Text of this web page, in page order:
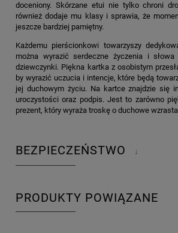
doceniony. Skórzane etui nie tylko chroni
również dodaje mu klasy i sprawia, że
jeszcze bardziej pamiętny.
Każdemu pierścionkowi towarzyszy
można wyrazić serdeczne życzenia i
dziewczynki. Piękna kartka z osobistym
by wyrazić uczucia i intencje, które będą
jej duchowym życiu. Na kartce znajdzie się
uroczystości oraz podpis. Jest to zarówno
prezent, który wyraża troskę o duchowe
BEZPIECZEŃSTWO ↓
PRODUKTY POWIĄZANE